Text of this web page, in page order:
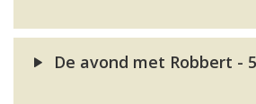
De avond met Robbert -